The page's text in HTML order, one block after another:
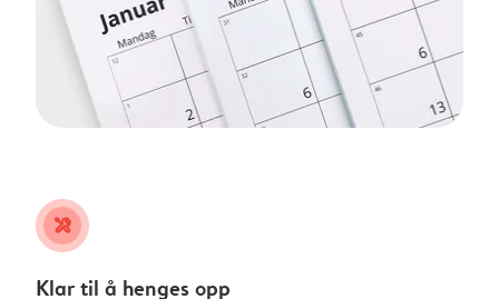
tools
Klar til å henges opp